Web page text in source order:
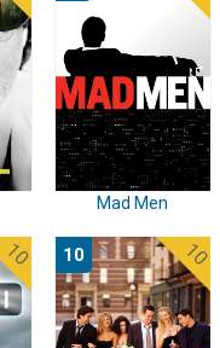
Mad Men
10 10
10